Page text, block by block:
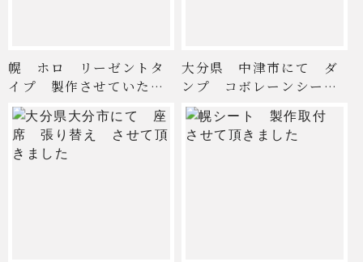
幌 ホロ リーゼントタ
イプ 製作させていただ
きま ...
大分県 中津市にて ダ
ンプ コボレーンシー
ト 製 ...